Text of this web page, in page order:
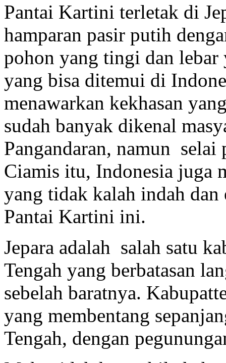
Pantai Kartini terletak di
hamparan pasir putih
pohon yang tingi dan lebar
yang bisa ditemui di
menawarkan kekhasan
sudah banyak dikenal
Pangandaran, namun
Ciamis itu, Indonesia juga
yang tidak kalah indah dan
Pantai Kartini ini.
Jepara adalah salah satu
Tengah yang berbatasan
sebelah baratnya.
yang membentang
Tengah, dengan